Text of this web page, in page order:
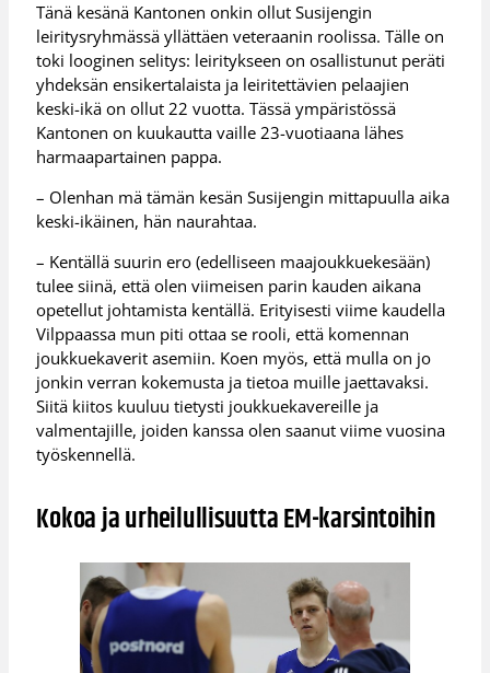
Tänä kesänä Kantonen onkin ollut Susijengin
leiritysryhmässä yllättäen veteraanin roolissa. Tälle on
toki looginen selitys: leiritykseen on osallistunut peräti
yhdeksän ensikertalaista ja leiritettävien pelaajien
keski-ikä on ollut 22 vuotta. Tässä ympäristössä
Kantonen on kuukautta vaille 23-vuotiaana lähes
harmaapartainen pappa.
– Olenhan mä tämän kesän Susijengin mittapuulla aika
keski-ikäinen, hän naurahtaa.
– Kentällä suurin ero (edelliseen maajoukkuekesään)
tulee siinä, että olen viimeisen parin kauden aikana
opetellut johtamista kentällä. Erityisesti viime kaudella
Vilppaassa mun piti ottaa se rooli, että komennan
joukkuekaverit asemiin. Koen myös, että mulla on jo
jonkin verran kokemusta ja tietoa muille jaettavaksi.
Siitä kiitos kuuluu tietysti joukkuekavereille ja
valmentajille, joiden kanssa olen saanut viime vuosina
työskennellä.
Kokoa ja urheilullisuutta EM-karsintoihin